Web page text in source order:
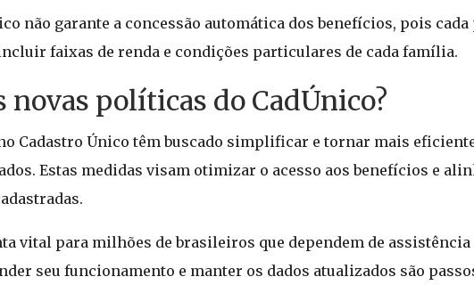
não garante a concessão automática dos benefícios, pois
faixas de renda e condições particulares de cada família.
novas políticas do CadÚnico?
Cadastro Único têm buscado simplificar e tornar mais
Estas medidas visam otimizar o acesso aos benefícios e
vital para milhões de brasileiros que dependem de
seu funcionamento e manter os dados atualizados são